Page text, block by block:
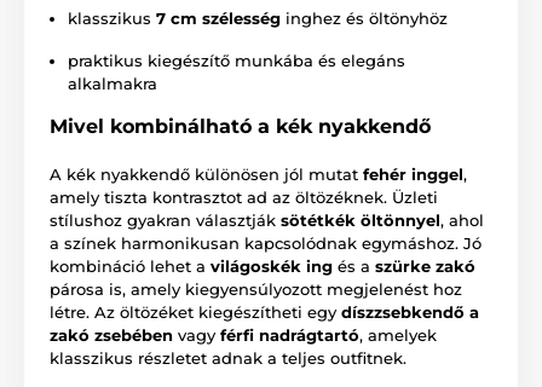
klasszikus 7 cm szélesség inghez és öltönyhöz
praktikus kiegészítő munkába és elegáns
alkalmakra
Mivel kombinálható a kék nyakkendő
A kék nyakkendő különösen jól mutat fehér inggel,
amely tiszta kontrasztot ad az öltözéknek. Üzleti
stílushoz gyakran választják sötétkék öltönnyel, ahol
a színek harmonikusan kapcsolódnak egymáshoz. Jó
kombináció lehet a világoskék ing és a szürke zakó
párosa is, amely kiegyensúlyozott megjelenést hoz
létre. Az öltözéket kiegészítheti egy díszzsebkendő a
zakó zsebében vagy férfi nadrágtartó, amelyek
klasszikus részletet adnak a teljes outfitnek.